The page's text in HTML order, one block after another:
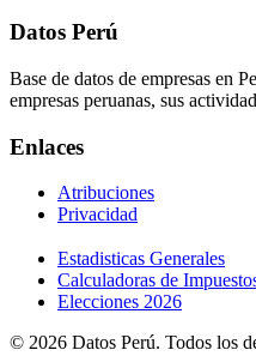
Datos Perú
Base de datos de empresas en
empresas peruanas, sus
Enlaces
Atribuciones
Privacidad
Estadisticas Generales
Calculadoras de
Elecciones 2026
© 2026 Datos Perú. Todos los